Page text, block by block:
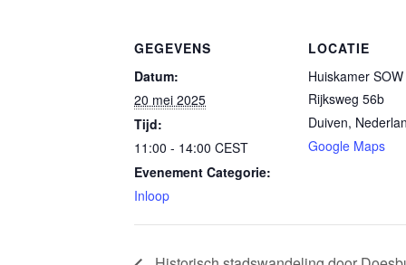
GEGEVENS
Datum:
20 mei 2025
Tijd:
11:00 - 14:00 CEST
Evenement Categorie:
Inloop
LOCATIE
Huiskamer
Rijksweg 56b
Duiven,
Google Maps